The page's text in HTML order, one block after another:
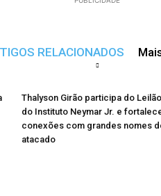
RELACIONADOS
Thalyson Girão participa do Leilão
do Instituto Neymar Jr. e
conexões com grandes nomes
atacado